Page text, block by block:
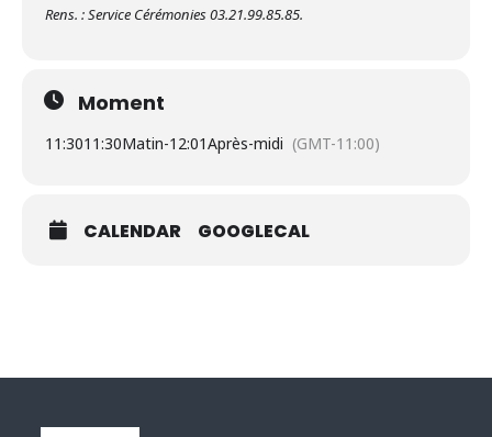
Rens. : Service Cérémonies 03.21.99.85.85.
Moment
11:3011:30Matin-12:01Après-midi (GMT-11:00)
CALENDAR GOOGLECAL